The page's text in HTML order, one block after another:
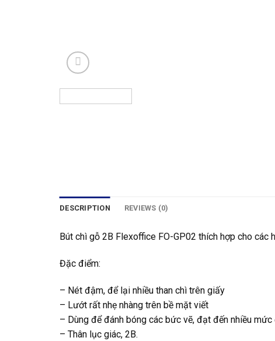
DESCRIPTION REVIEWS (0)
Bút chì gỗ 2B Flexoffice FO-GP02 thích hợp cho các
Đặc điểm:
– Nét đậm, để lại nhiều than chì trên giấy
– Lướt rất nhẹ nhàng trên bề mặt viết
– Dùng để đánh bóng các bức vẽ, đạt đến nhiều
– Thân lục giác, 2B.